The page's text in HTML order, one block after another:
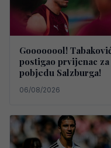
Goooooool!
postigao prvijenac za
pobjedu Salzburga!
06/08/2026